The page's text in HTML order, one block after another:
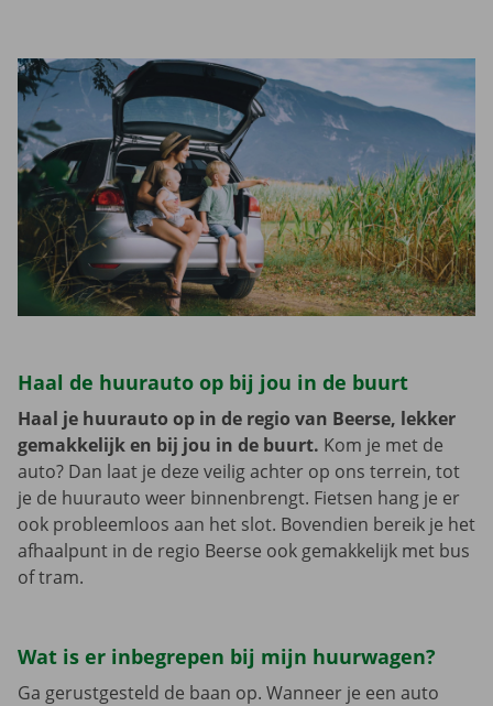
Haal de huurauto op bij jou in de buurt
Haal je huurauto op in de regio van Beerse, lekker
gemakkelijk en bij jou in de buurt. Kom je met de
auto? Dan laat je deze veilig achter op ons terrein, tot
je de huurauto weer binnenbrengt. Fietsen hang je er
ook probleemloos aan het slot. Bovendien bereik je het
afhaalpunt in de regio Beerse ook gemakkelijk met bus
of tram.
Wat is er inbegrepen bij mijn huurwagen?
Ga gerustgesteld de baan op. Wanneer je een auto